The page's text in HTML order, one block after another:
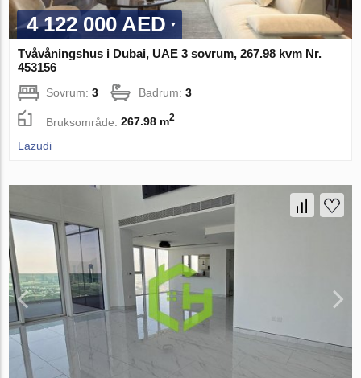
4 122 000 AED
Tvåvåningshus i Dubai, UAE 3 sovrum, 267.98 kvm Nr.
453156
Sovrum:3 Badrum:3
Bruksområde:267.98 m2
Lazudi